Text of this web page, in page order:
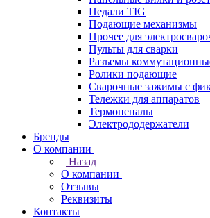
Педали TIG
Подающие механизмы
Прочее для
Пульты для сварки
Разъемы
Ролики подающие
Сварочные зажимы с
Тележки для аппаратов
Термопеналы
Электрододержатели
Бренды
О компании
Назад
О компании
Отзывы
Реквизиты
Контакты